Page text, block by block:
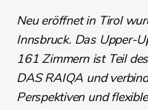
Neu eröffnet in Tirol
Innsbruck. Das Upper-
161 Zimmern ist Teil
DAS RAIQA und
Perspektiven und